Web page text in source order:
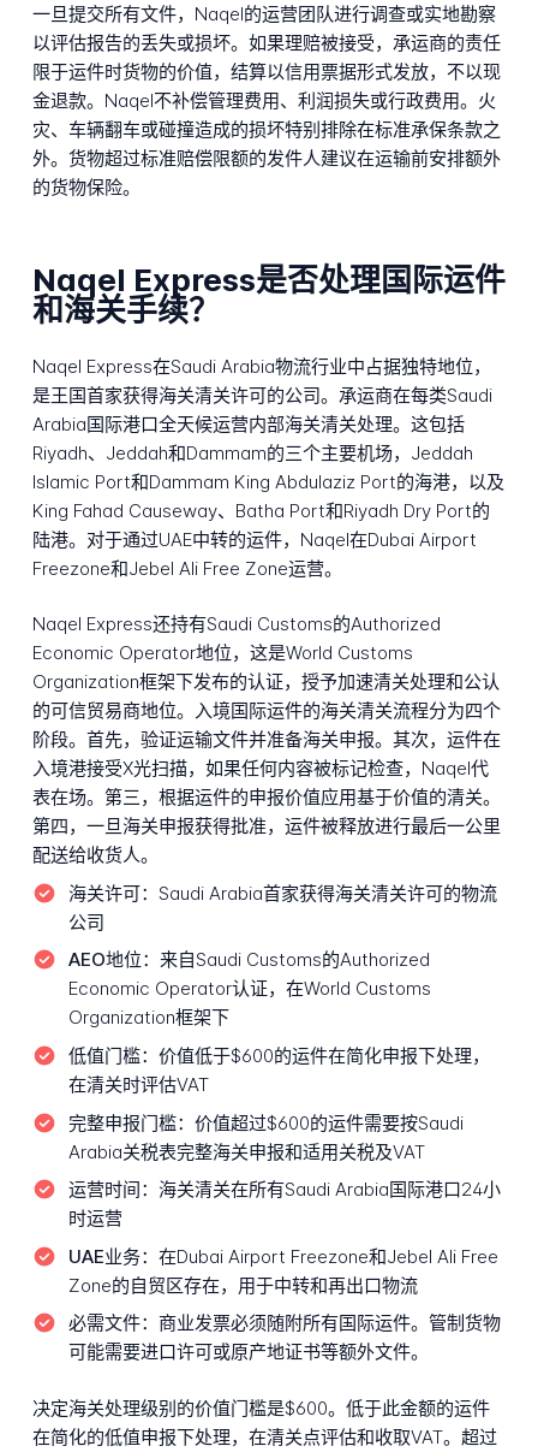
一旦提交所有文件，Naqel的运营团队进行调查或实地勘察
以评估报告的丢失或损坏。如果理赔被接受，承运商的责任
限于运件时货物的价值，结算以信用票据形式发放，不以现
金退款。Naqel不补偿管理费用、利润损失或行政费用。火
灾、车辆翻车或碰撞造成的损坏特别排除在标准承保条款之
外。货物超过标准赔偿限额的发件人建议在运输前安排额外
的货物保险。
Naqel Express是否处理国际运件
和海关手续？
Naqel Express在Saudi Arabia物流行业中占据独特地位，
是王国首家获得海关清关许可的公司。承运商在每类Saudi
Arabia国际港口全天候运营内部海关清关处理。这包括
Riyadh、Jeddah和Dammam的三个主要机场，Jeddah
Islamic Port和Dammam King Abdulaziz Port的海港，以及
King Fahad Causeway、Batha Port和Riyadh Dry Port的
陆港。对于通过UAE中转的运件，Naqel在Dubai Airport
Freezone和Jebel Ali Free Zone运营。
Naqel Express还持有Saudi Customs的Authorized
Economic Operator地位，这是World Customs
Organization框架下发布的认证，授予加速清关处理和公认
的可信贸易商地位。入境国际运件的海关清关流程分为四个
阶段。首先，验证运输文件并准备海关申报。其次，运件在
入境港接受X光扫描，如果任何内容被标记检查，Naqel代
表在场。第三，根据运件的申报价值应用基于价值的清关。
第四，一旦海关申报获得批准，运件被释放进行最后一公里
配送给收货人。
海关许可： Saudi Arabia首家获得海关清关许可的物流
公司
AEO地位： 来自Saudi Customs的Authorized
Economic Operator认证，在World Customs
Organization框架下
低值门槛： 价值低于$600的运件在简化申报下处理，
在清关时评估VAT
完整申报门槛： 价值超过$600的运件需要按Saudi
Arabia关税表完整海关申报和适用关税及VAT
运营时间： 海关清关在所有Saudi Arabia国际港口24小
时运营
UAE业务： 在Dubai Airport Freezone和Jebel Ali Free
Zone的自贸区存在，用于中转和再出口物流
必需文件： 商业发票必须随附所有国际运件。管制货物
可能需要进口许可或原产地证书等额外文件。
决定海关处理级别的价值门槛是$600。低于此金额的运件
在简化的低值申报下处理，在清关点评估和收取VAT。超过